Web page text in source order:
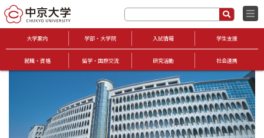
大学案内 学部・大学院 入試情報 学生支援
就職・資格 留学・国際交流 研究活動 社会連携